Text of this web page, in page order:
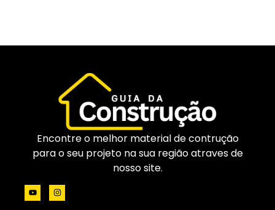
Encontre o melhor material de contrução
para o seu projeto na sua região atraves de
nosso site.